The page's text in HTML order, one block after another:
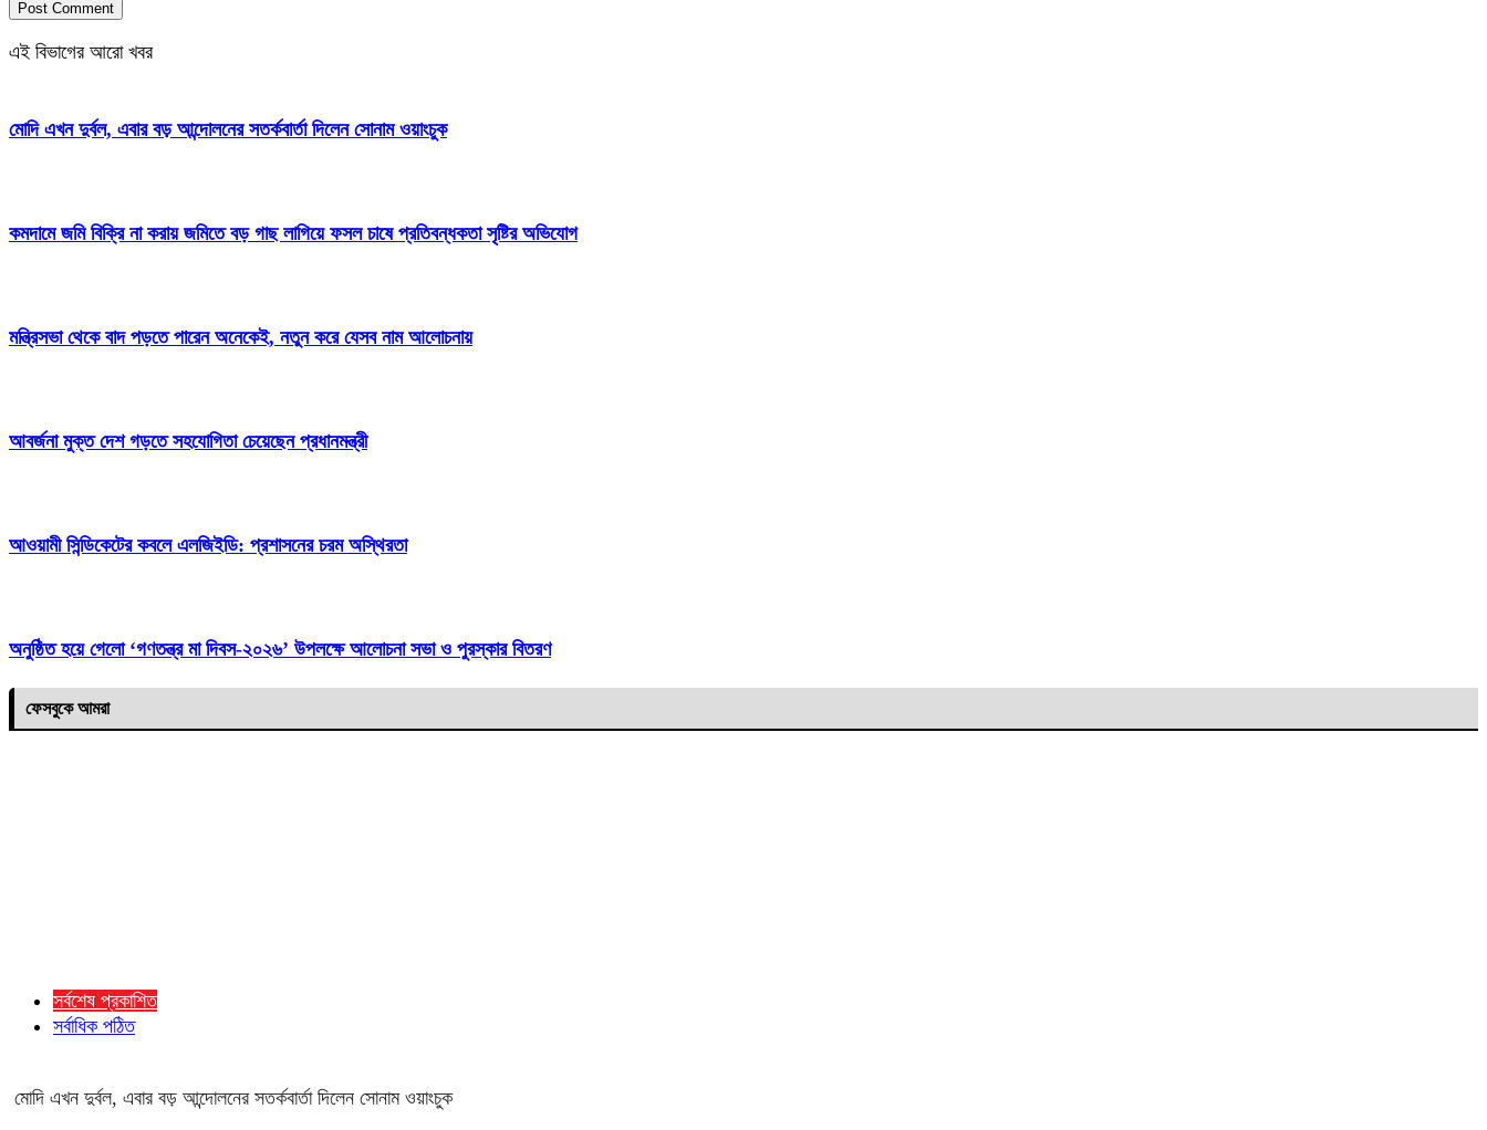
এই বিভাগের আরো খবর
মোদি এখন দুর্বল, এবার বড় আন্দোলনের সতর্কবার্তা দিলেন সোনাম ওয়াংচুক
কমদামে জমি বিক্রি না করায় জমিতে বড় গাছ লাগিয়ে ফসল চাষে প্রতিবন্ধকতা সৃষ্টির অভিযোগ
মন্ত্রিসভা থেকে বাদ পড়তে পারেন অনেকেই, নতুন করে যেসব নাম আলোচনায়
আবর্জনা মুক্ত দেশ গড়তে সহযোগিতা চেয়েছেন প্রধানমন্ত্রী
‎আওয়ামী সিন্ডিকেটের কবলে এলজিইডি: প্রশাসনের চরম অস্থিরতা
অনুষ্ঠিত হয়ে গেলো ‘গণতন্ত্র মা দিবস-২০২৬’ উপলক্ষে আলোচনা সভা ও পুরস্কার বিতরণ
ফেসবুকে আমরা
সর্বশেষ প্রকাশিত
সর্বাধিক পঠিত
মোদি এখন দুর্বল, এবার বড় আন্দোলনের সতর্কবার্তা দিলেন সোনাম ওয়াংচুক